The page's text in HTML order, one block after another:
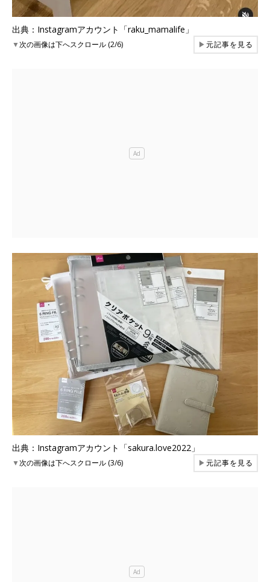
出典：Instagramアカウント「raku_mamalife」
▼次の画像は下へスクロール (2/6) ▶元記事を見る
出典：Instagramアカウント「sakura.love2022」
▼次の画像は下へスクロール (3/6) ▶元記事を見る